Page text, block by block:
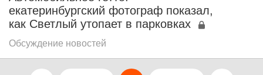
екатеринбургский фотограф показал,
как Светлый утопает в парковках
Обсуждение новостей